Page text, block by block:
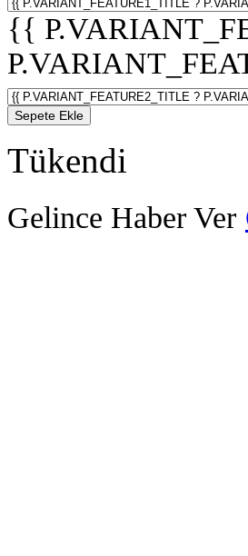
{{
Sepete Ekle
Tükendi
Gelince Haber Ver